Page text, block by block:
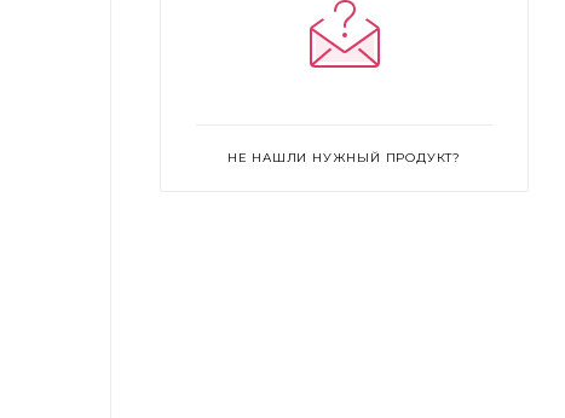
НЕ НАШЛИ НУЖНЫЙ ПРОДУКТ?